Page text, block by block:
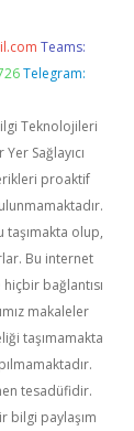
Teams:
Telegram:
Teknolojileri
Sağlayıcı
proaktif
taşımakta olup,
Bu internet
bağlantısı
makaleler
taşımamakta
tesadüfidir.
bilgi paylaşım